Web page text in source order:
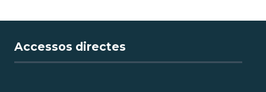
Accessos directes